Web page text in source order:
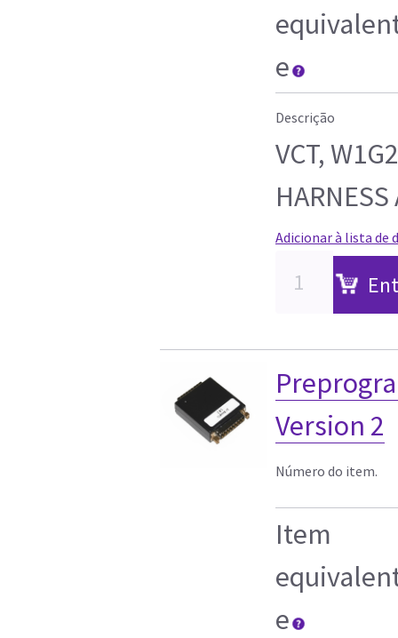
e
Descrição
VCT,
Adicionar à lista de
Version 2
Número do item.
Item
e